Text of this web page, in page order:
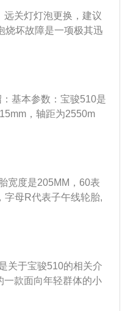
间即可，尽量不要低于
限，不然会对曲轴旋转
油耗。
关灯灯泡更换，建议
烧坏故障是一项极其迅
就并非那么简单了。
意识到前大灯、尾
烧坏灯泡的工作十分
准。更多情况下，车
的小问题，往往需要
些低价位的汽车，其
基本参数：宝骏510是
，轴距为2550m
510搭载了1.5l自然吸
是扭力梁式非独立悬
宽度是205MM，60表
字母R代表子午线轮胎,
公里加速3.86秒，百
钢丝帘布，ZG-钢丝子
负荷的最高速度。字
用的速度等级有：Q：
：300km/h；轮辋规
轮辋5.00F。
关于宝骏510的相关介
一款面向年轻群体的小
正式上市。2、宝骏5